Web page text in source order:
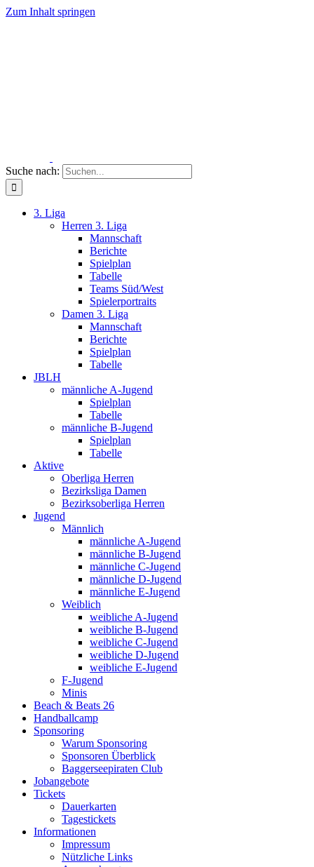
Zum Inhalt springen
Suche nach:
3. Liga
Herren 3. Liga
Mannschaft
Berichte
Spielplan
Tabelle
Teams Süd/West
Spielerportraits
Damen 3. Liga
Mannschaft
Berichte
Spielplan
Tabelle
JBLH
männliche A-Jugend
Spielplan
Tabelle
männliche B-Jugend
Spielplan
Tabelle
Aktive
Oberliga Herren
Bezirksliga Damen
Bezirksoberliga Herren
Jugend
Männlich
männliche A-Jugend
männliche B-Jugend
männliche C-Jugend
männliche D-Jugend
männliche E-Jugend
Weiblich
weibliche A-Jugend
weibliche B-Jugend
weibliche C-Jugend
weibliche D-Jugend
weibliche E-Jugend
F-Jugend
Minis
Beach & Beats 26
Handballcamp
Sponsoring
Warum Sponsoring
Sponsoren Überblick
Baggerseepiraten Club
Jobangebote
Tickets
Dauerkarten
Tagestickets
Informationen
Impressum
Nützliche Links